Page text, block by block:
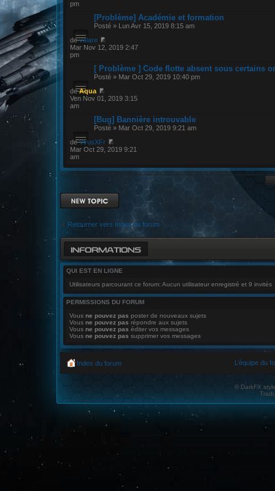
pm
[Problème] Académie et formation
Posté » Lun Avr 15, 2019 8:15 am
devalare
Mar Nov 12, 2019 2:47
pm
[ Problème ] Code flotte absent sous certains
Posté » Mar Oct 29, 2019 10:40 pm
deAqua
Ven Nov 01, 2019 3:15
am
[Bug] Bannière introuvable
Posté » Mar Oct 29, 2019 9:21 am
deVirusXFr
Mar Oct 29, 2019 9:21
am
Ecrire un nouveau
sujet
Retourner vers Index du forum
INFORMATIONS
QUI EST EN LIGNE
Utilisateurs parcourant ce forum: Aucun utilisateur enregistré et 9 invités
PERMISSIONS DU FORUM
Vous ne pouvez pas poster de nouveaux sujets
Vous ne pouvez pas répondre aux sujets
Vous ne pouvez pas éditer vos messages
Vous ne pouvez pas supprimer vos messages
Index du forum L’équipe du
© DarkFX